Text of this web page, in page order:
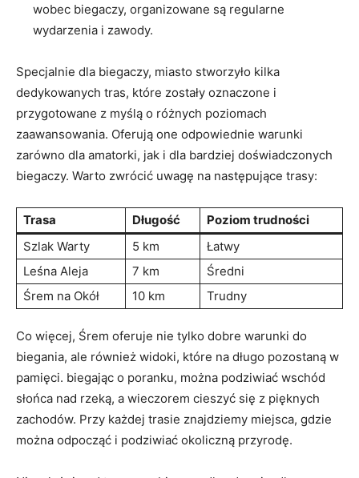
‌wobec⁣ biegaczy,⁤ organizowane są ⁢regularne
wydarzenia i⁤ zawody.
Specjalnie dla biegaczy, miasto⁢ stworzyło kilka ​
dedykowanych tras, które zostały oznaczone ⁤i
przygotowane⁤ z ⁣myślą o różnych poziomach
zaawansowania. Oferują one odpowiednie warunki
zarówno dla amatorki, jak‌ i⁤ dla bardziej doświadczonych
biegaczy. Warto zwrócić⁤ uwagę na następujące trasy:
Trasa Długość
Poziom ‌trudności
Szlak​ Warty
5 km
Łatwy
Leśna Aleja
7​ km
Średni
Śrem na Okół
10 km Trudny
Co więcej, Śrem oferuje‍ nie ⁤tylko dobre‍ warunki ​do
biegania, ale⁤ również widoki, które na długo‍ pozostaną w
pamięci. biegając o poranku,​ można podziwiać wschód
słońca nad rzeką,⁢ a wieczorem ⁢cieszyć się⁢ z pięknych
zachodów. Przy każdej trasie znajdziemy miejsca,⁤ gdzie
można odpocząć i podziwiać okoliczną‌ przyrodę.